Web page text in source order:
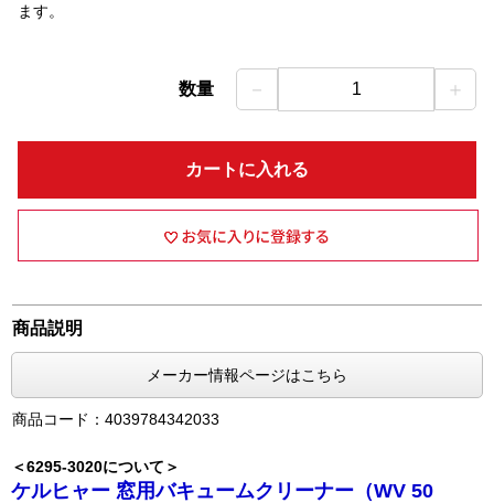
ます。
数量 － 1 ＋
カートに入れる
商品説明
メーカー情報ページはこちら
商品コード：4039784342033
＜6295-3020について＞
ケルヒャー 窓用バキュームクリーナー（WV 50